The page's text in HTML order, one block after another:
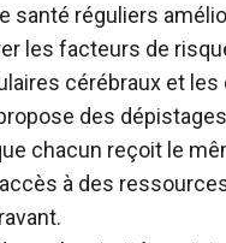
santé réguliers
les facteurs de
cérébraux et les
des
chacun reçoit le
à des